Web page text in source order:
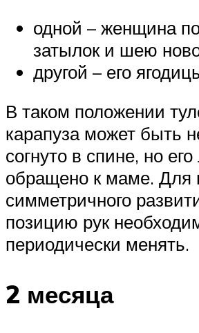
одной – женщина
затылок и шею
другой – его
В таком положении
карапуза может быть
согнуто в спине, но
обращено к маме. Для
симметричного
позицию рук
периодически менять.
2 месяца